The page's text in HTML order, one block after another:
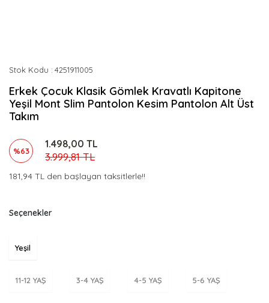
Stok Kodu 4251911005
Erkek Çocuk Klasik Gömlek Kravatlı Kapitone
Yeşil Mont Slim Pantolon Kesim Pantolon Alt Üst
Takım
%63
1.498,00 TL
3.999,81 TL
181,94 TL den başlayan taksitlerle!!
Seçenekler
Yeşil
11-12 YAŞ 3-4 YAŞ 4-5 YAŞ 5-6 YAŞ